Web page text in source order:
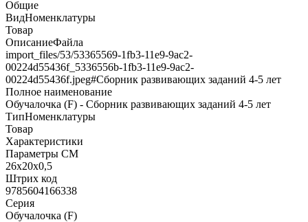
Общие
ВидНоменклатуры
Товар
ОписаниеФайла
import_files/53/53365569-1fb3-11e9-9ac2-
00224d55436f_5336556b-1fb3-11e9-9ac2-
00224d55436f.jpeg#Сборник развивающих заданий 4-5 лет
Полное наименование
Обучалочка (F) - Сборник развивающих заданий 4-5 лет
ТипНоменклатуры
Товар
Характеристики
Параметры СМ
26х20х0,5
Штрих код
9785604166338
Серия
Обучалочка (F)